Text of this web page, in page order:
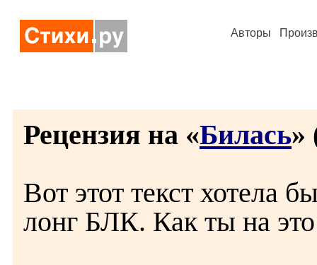
Авторы
Рецензия на «Билась»
Вот этот текст хотела
лонг БЛК. Как ты на